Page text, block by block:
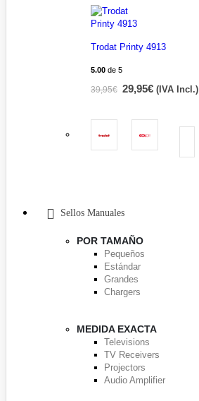
Trodat Printy 4913
5.00 de 5
39,95€ 29,95€ (IVA Incl.)
Sellos Manuales
POR TAMAÑO
Pequeños
Estándar
Grandes
Chargers
MEDIDA EXACTA
Televisions
TV Receivers
Projectors
Audio Amplifier